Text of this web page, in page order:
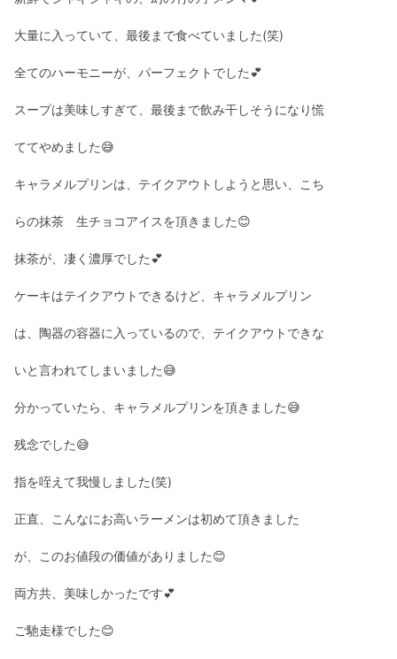
大量に入っていて、最後まで食べていました(笑)
全てのハーモニーが、パーフェクトでした💕
スープは美味しすぎて、最後まで飲み干しそうになり慌
ててやめました😅
キャラメルプリンは、テイクアウトしようと思い、こち
らの抹茶 生チョコアイスを頂きました😊
抹茶が、凄く濃厚でした💕
ケーキはテイクアウトできるけど、キャラメルプリン
は、陶器の容器に入っているので、テイクアウトできな
いと言われてしまいました😅
分かっていたら、キャラメルプリンを頂きました😅
残念でした😅
指を咥えて我慢しました(笑)
正直、こんなにお高いラーメンは初めて頂きました
が、このお値段の価値がありました😊
両方共、美味しかったです💕
ご馳走様でした😊